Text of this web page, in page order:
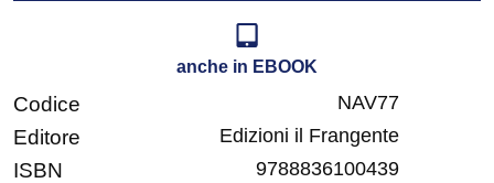
anche in EBOOK
Codice NAV77
Editore Edizioni il Frangente
ISBN 9788836100439